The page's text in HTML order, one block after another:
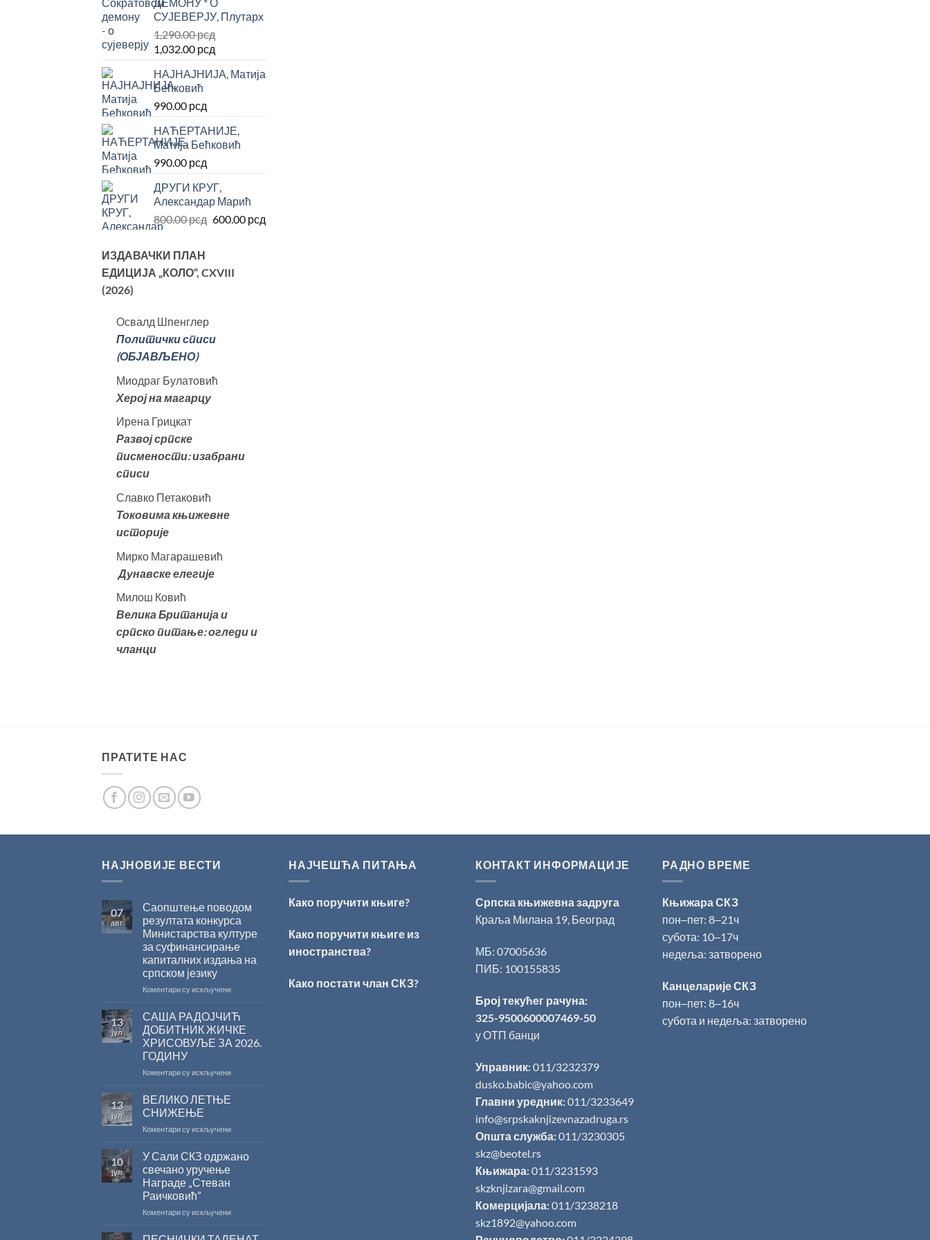
била:
1,200.00 рсд.
600.00 рсд.
ДЕМОНУ * О
СУЈЕВЕРЈУ, Плутарх
1,290.00рсд
Оригинална
је
била:
1,290.00 рсд.
1,032.00 рсд
је:
НАЈНАЈНИЈА, Матија
Бећковић
990.00 рсд
НАЋЕРТАНИЈЕ,
Матија Бећковић
990.00 рсд
ДРУГИ КРУГ,
Александар Марић
800.00рсд Оригинална
800.00 рсд.
600.00 рсдТренутна
ИЗДАВАЧКИ ПЛАН
ЕДИЦИЈА „КОЛО“, CXVIII
(2026)
Освалд Шпенглер
Политички списи
(ОБЈАВЉЕНО)
Миодраг Булатовић
Херој на магарцу
Ирена Грицкат
Развој српске
писмености: изабрани
списи
Славко Петаковић
Токовима књижевне
историје
Мирко Магарашевић
Дунавске елегије
Милош Ковић
ВеликаБританија и
српско питање: огледи и
чланци
ПРАТИТЕ НАС
НАЈНОВИЈЕ ВЕСТИ
07
авг
Саопштење поводом
резултата конкурса
Министарства културе
за суфинансирање
капиталних издања на
српском језику
Коментари су искљученина
поводом
резултата
конкурса
Министарства
за
српском
13
јул
САША РАДОЈЧИЋ
ДОБИТНИК ЖИЧКЕ
ХРИСОВУЉЕ ЗА 2026.
ГОДИНУ
Коментари су искљученина
ХРИСОВУЉЕ
2026.
13
јул
ВЕЛИКО ЛЕТЊЕ
СНИЖЕЊЕ
Коментари су искљученина
10
јул
У Сали СКЗ одржано
свечано уручење
Награде „Стеван
Раичковић”
Коментари су искљученина
Сали
НАЈЧЕШЋА ПИТАЊА
Како поручити књиге?
Како поручити књиге из
иностранства?
Како постати члан СКЗ?
КОНТАКТ ИНФОРМАЦИЈЕ
Српска књижевна задруга
Краља Милана 19, Београд
МБ: 07005636
ПИБ: 100155835
Број текућег рачуна:
325-9500600007469-50
у ОТП банци
Управник:011/3232379
dusko.babic@yahoo.com
Главни уредник:011/3233649
info@srpskaknjizevnazadruga.rs
Општа служба:011/3230305
skz@beotel.rs
Књижара:011/3231593
skzknjizara@gmail.com
Комерцијала:011/3238218
skz1892@yahoo.com
РАДНО ВРЕМЕ
Књижара СКЗ
пон‒пет: 8‒21ч
субота: 10‒17ч
недеља: затворено
Канцеларије СКЗ
пон‒пет: 8‒16ч
субота и недеља: затворено